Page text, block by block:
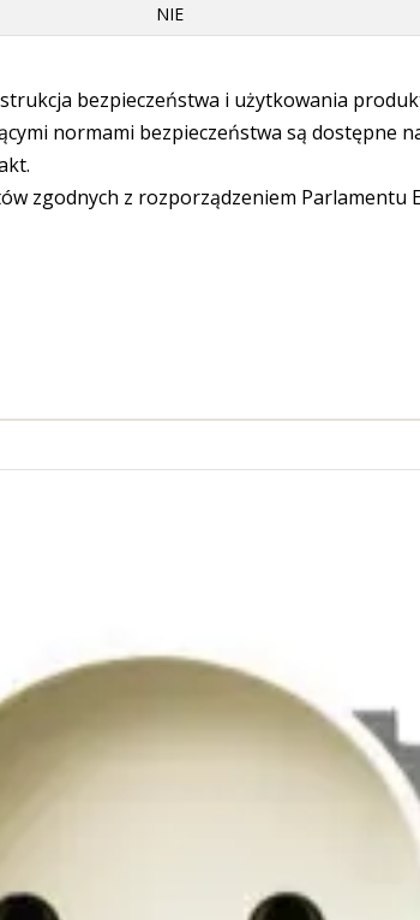
NIE
bezpieczeństwa i użytkowania
normami bezpieczeństwa są dostępne
zgodnych z rozporządzeniem Parlamentu